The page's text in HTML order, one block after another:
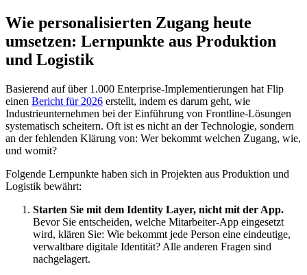
Wie personalisierten Zugang heute
umsetzen: Lernpunkte aus Produktion
und Logistik
Basierend auf über 1.000 Enterprise-Implementierungen hat Flip
einen Bericht für 2026 erstellt, indem es darum geht, wie
Industrieunternehmen bei der Einführung von Frontline-Lösungen
systematisch scheitern. Oft ist es nicht an der Technologie, sondern
an der fehlenden Klärung von: Wer bekommt welchen Zugang, wie,
und womit?
Folgende Lernpunkte haben sich in Projekten aus Produktion und
Logistik bewährt:
Starten Sie mit dem Identity Layer, nicht mit der App.
Bevor Sie entscheiden, welche Mitarbeiter-App eingesetzt
wird, klären Sie: Wie bekommt jede Person eine eindeutige,
verwaltbare digitale Identität? Alle anderen Fragen sind
nachgelagert.